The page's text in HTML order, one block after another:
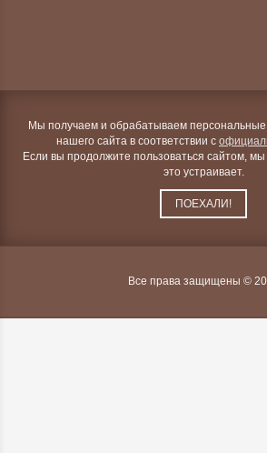
Мы получаем и обрабатываем
нашего сайта в соответствии с
Если вы продолжите пользоваться сайтом, мы
это устраивает.
ПОЕХАЛИ!
Все права защищены ©